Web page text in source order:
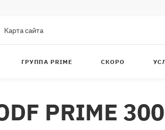
Карта сайта
ГРУППА PRIME СКОРО
PRIME